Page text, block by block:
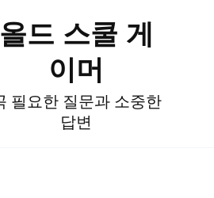
올드 스쿨 게
이머
필요한 질문과 소중한
답변